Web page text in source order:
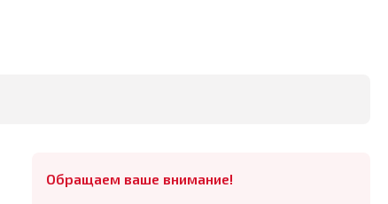
Обращаем ваше внимание!